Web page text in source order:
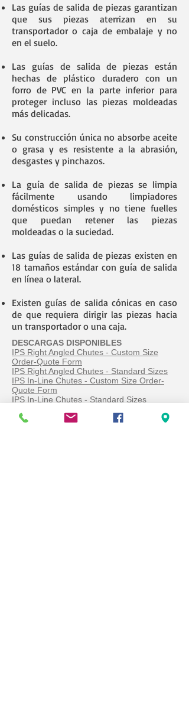
Las guías de salida de piezas garantizan
que sus piezas aterrizan en su
transportador o caja de embalaje y no
en el suelo.
Las guías de salida de piezas están
hechas de plástico duradero con un
forro de PVC en la parte inferior para
proteger incluso las piezas moldeadas
más delicadas.
Su construcción única no absorbe aceite
o grasa y es resistente a la abrasión,
desgastes y pinchazos.
La guía de salida de piezas se limpia
fácilmente usando limpiadores
domésticos simples y no tiene fuelles
que puedan retener las piezas
moldeadas o la suciedad.
Las guías de salida de piezas existen en
18 tamaños estándar con guía de salida
en línea o lateral.
Existen guías de salida cónicas en caso
de que requiera dirigir las piezas hacia
un transportador o una caja.
DESCARGAS DISPONIBLES
IPS Right Angled Chutes - Custom Size
Order-Quote Form
IPS Right Angled Chutes - Standard Sizes
IPS In-Line Chutes - Custom Size Order-
Quote Form
IPS In-Line Chutes - Standard Sizes
Quote Form